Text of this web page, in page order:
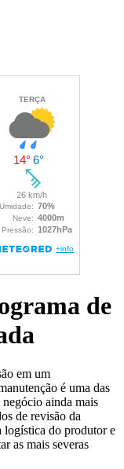
de
em um
é uma das
ainda mais
de revisão da
logística do produtor e
as mais severas